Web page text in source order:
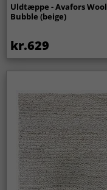
Uldtæppe - Avafors Wool
Bubble (beige)
kr.629